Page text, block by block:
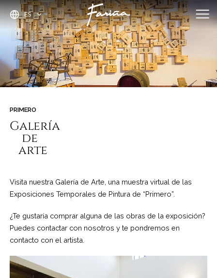
ES
PRIMERO
Galería
de
arte
Visita nuestra Galería de Arte, una muestra virtual de las
Exposiciones Temporales de Pintura de “Primero”.
¿Te gustaría comprar alguna de las obras de la exposición?
Puedes contactar con nosotros y te pondremos en
contacto con el artista.
Sobre Nosotros
Historia
Equipo
Bodega
Nuestro viñedo
DO Toro
Historia
Concurso
Galería de arte
Experiencias
Espacios
Eventos
¿Qué ver cerca?
Aviso y privacidad
Condiciones de compra
Información cookies